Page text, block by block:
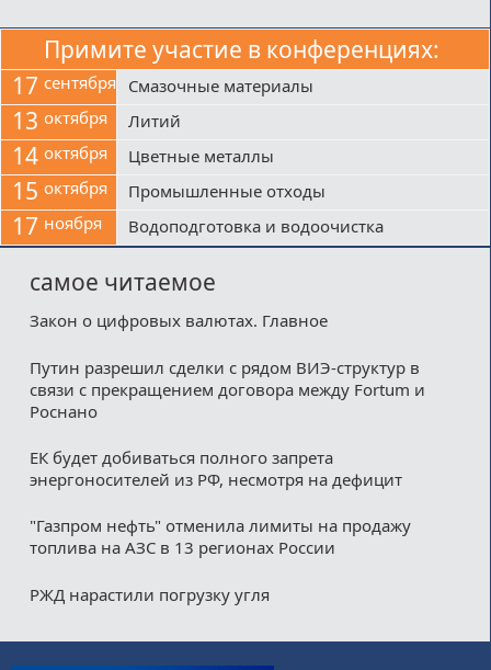
Примите участие в конференциях:
17 сентября Смазочные материалы
13 октября Литий
14 октября Цветные металлы
15 октября Промышленные отходы
17 ноября Водоподготовка и водоочистка
самое читаемое
Закон о цифровых валютах. Главное
Путин разрешил сделки с рядом ВИЭ-структур в
связи с прекращением договора между Fortum и
Роснано
ЕК будет добиваться полного запрета
энергоносителей из РФ, несмотря на дефицит
"Газпром нефть" отменила лимиты на продажу
топлива на АЗС в 13 регионах России
РЖД нарастили погрузку угля